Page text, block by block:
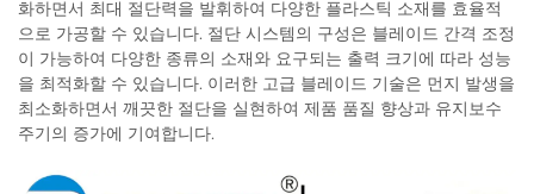
화하면서 최대 절단력을 발휘하여 다양한 플라스틱 소재를 효율적
으로 가공할 수 있습니다. 절단 시스템의 구성은 블레이드 간격 조정
이 가능하여 다양한 종류의 소재와 요구되는 출력 크기에 따라 성능
을 최적화할 수 있습니다. 이러한 고급 블레이드 기술은 먼지 발생을
최소화하면서 깨끗한 절단을 실현하여 제품 품질 향상과 유지보수
주기의 증가에 기여합니다.